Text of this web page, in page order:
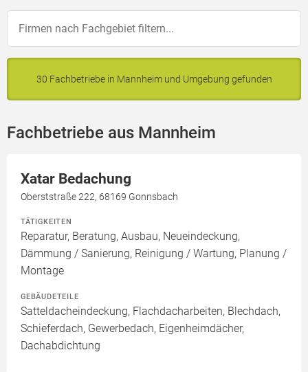
30 Fachbetriebe in Mannheim und Umgebung gefunden
Fachbetriebe aus Mannheim
Xatar Bedachung
Oberststraße 222, 68169 Gonnsbach
TÄTIGKEITEN
Reparatur, Beratung, Ausbau, Neueindeckung,
Dämmung / Sanierung, Reinigung / Wartung, Planung /
Montage
GEBÄUDETEILE
Satteldacheindeckung, Flachdacharbeiten, Blechdach,
Schieferdach, Gewerbedach, Eigenheimdächer,
Dachabdichtung